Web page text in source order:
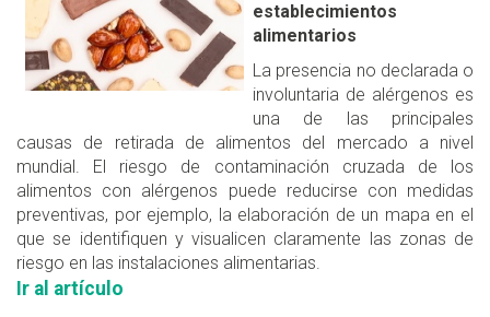
establecimientos
alimentarios
La presencia no declarada o
involuntaria de alérgenos es
una de las principales
causas de retirada de alimentos del mercado a nivel
mundial. El riesgo de contaminación cruzada de los
alimentos con alérgenos puede reducirse con medidas
preventivas, por ejemplo, la elaboración de un mapa en el
que se identifiquen y visualicen claramente las zonas de
riesgo en las instalaciones alimentarias.
Ir al artículo